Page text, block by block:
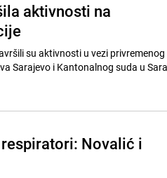
aktivnosti na
su aktivnosti u vezi privremenog
Sarajevo i Kantonalnog suda u
Novalić i